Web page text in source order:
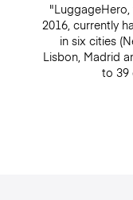
2016, currently
in six cities
Lisbon, Madrid
to 39